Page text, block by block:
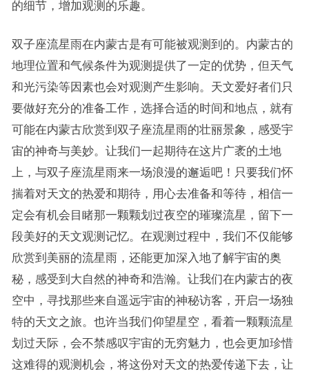
的细节，增加观测的乐趣。
双子座流星雨在内蒙古是有可能被观测到的。内蒙古的
地理位置和气候条件为观测提供了一定的优势，但天气
和光污染等因素也会对观测产生影响。天文爱好者们只
要做好充分的准备工作，选择合适的时间和地点，就有
可能在内蒙古欣赏到双子座流星雨的壮丽景象，感受宇
宙的神奇与美妙。让我们一起期待在这片广袤的土地
上，与双子座流星雨来一场浪漫的邂逅吧！只要我们怀
揣着对天文的热爱和期待，用心去准备和等待，相信一
定会有机会目睹那一颗颗划过夜空的璀璨流星，留下一
段美好的天文观测记忆。在观测过程中，我们不仅能够
欣赏到美丽的流星雨，还能更加深入地了解宇宙的奥
秘，感受到大自然的神奇和浩瀚。让我们在内蒙古的夜
空中，寻找那些来自遥远宇宙的神秘访客，开启一场独
特的天文之旅。也许当我们仰望星空，看着一颗颗流星
划过天际，会不禁感叹宇宙的无穷魅力，也会更加珍惜
这难得的观测机会，将这份对天文的热爱传递下去，让